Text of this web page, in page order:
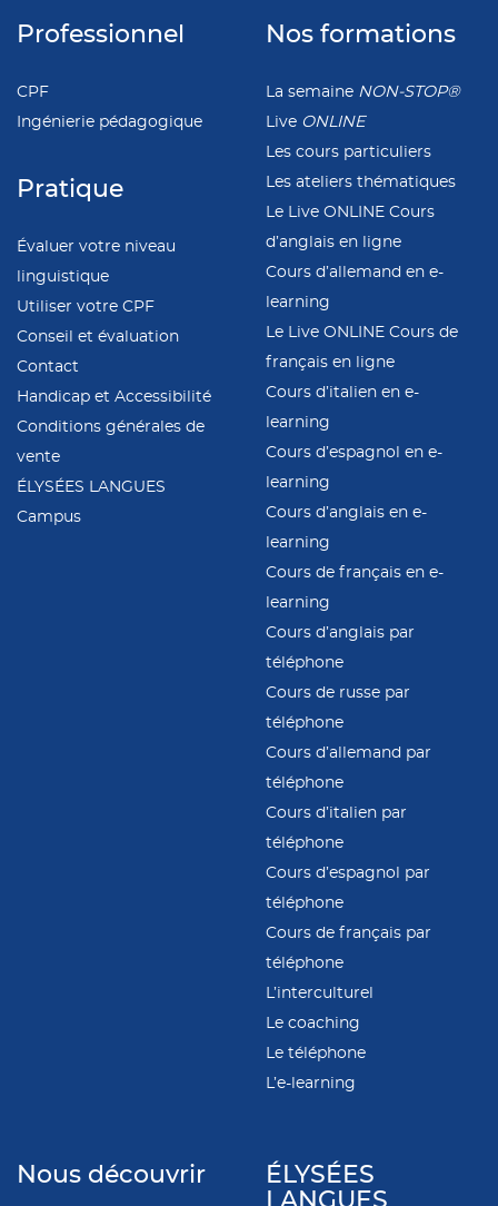
Professionnel
CPF
Ingénierie pédagogique
Pratique
Évaluer votre niveau
linguistique
Utiliser votre CPF
Conseil et évaluation
Contact
Handicap et Accessibilité
Conditions générales de
vente
ÉLYSÉES LANGUES
Campus
Nos formations
La semaine NON-STOP®
Live ONLINE
Les cours particuliers
Les ateliers thématiques
Le Live ONLINE Cours
d’anglais en ligne
Cours d’allemand en e-
learning
Le Live ONLINE Cours de
français en ligne
Cours d’italien en e-
learning
Cours d’espagnol en e-
learning
Cours d’anglais en e-
learning
Cours de français en e-
learning
Cours d’anglais par
téléphone
Cours de russe par
téléphone
Cours d’allemand par
téléphone
Cours d’italien par
téléphone
Cours d’espagnol par
téléphone
Cours de français par
téléphone
L’interculturel
Le coaching
Le téléphone
L’e-learning
Nous découvrir
ÉLYSÉES
LANGUES